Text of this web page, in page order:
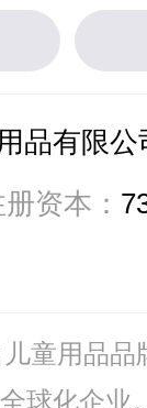
品有限公
资本：
童用品
球化企业